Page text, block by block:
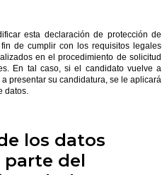
esta declaración de protección de
de cumplir con los requisitos legales
en el procedimiento de solicitud
En tal caso, si el candidato vuelve a
presentar su candidatura, se le aplicará
datos.
los datos
parte del